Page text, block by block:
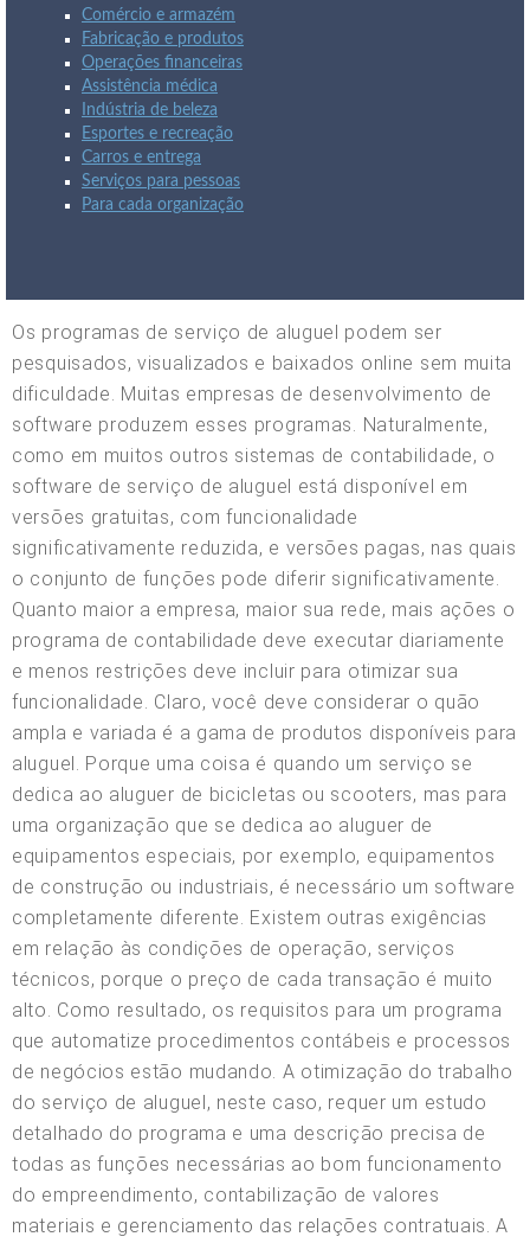
Comércio e armazém
Fabricação e produtos
Operações financeiras
Assistência médica
Indústria de beleza
Esportes e recreação
Carros e entrega
Serviços para pessoas
Para cada organização
Os programas de serviço de aluguel podem ser
pesquisados, visualizados e baixados online sem muita
dificuldade. Muitas empresas de desenvolvimento de
software produzem esses programas. Naturalmente,
como em muitos outros sistemas de contabilidade, o
software de serviço de aluguel está disponível em
versões gratuitas, com funcionalidade
significativamente reduzida, e versões pagas, nas quais
o conjunto de funções pode diferir significativamente.
Quanto maior a empresa, maior sua rede, mais ações o
programa de contabilidade deve executar diariamente
e menos restrições deve incluir para otimizar sua
funcionalidade. Claro, você deve considerar o quão
ampla e variada é a gama de produtos disponíveis para
aluguel. Porque uma coisa é quando um serviço se
dedica ao aluguer de bicicletas ou scooters, mas para
uma organização que se dedica ao aluguer de
equipamentos especiais, por exemplo, equipamentos
de construção ou industriais, é necessário um software
completamente diferente. Existem outras exigências
em relação às condições de operação, serviços
técnicos, porque o preço de cada transação é muito
alto. Como resultado, os requisitos para um programa
que automatize procedimentos contábeis e processos
de negócios estão mudando. A otimização do trabalho
do serviço de aluguel, neste caso, requer um estudo
detalhado do programa e uma descrição precisa de
todas as funções necessárias ao bom funcionamento
do empreendimento, contabilização de valores
materiais e gerenciamento das relações contratuais. A